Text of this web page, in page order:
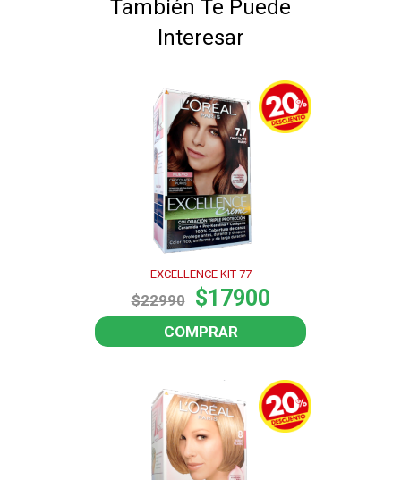
También Te Puede
Interesar
EXCELLENCE KIT 77
$22990 $17900
COMPRAR